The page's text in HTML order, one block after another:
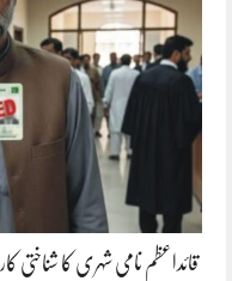
قائداعظم نامی شہری کا شناختی